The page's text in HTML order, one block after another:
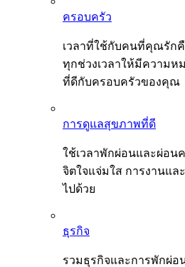
ครอบครัว
เวลาที่ใช้กับคนที่คุณรัก
ทุกช่วงเวลาให้มีความห
ที่ดีกับครอบครัวของคุณ
การดูแลสุขภาพที่ดี
ใช้เวลาพักผ่อนและผ่อ
จิตใจแจ่มใส การงานแ
ไปด้วย
ธุรกิจ
รวมธุรกิจและการพักผ่อ